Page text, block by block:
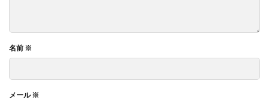
名前 ※
メール※